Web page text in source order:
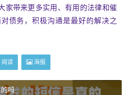
家带来更多实用、有用的法律和催
债务，积极沟通是最好的解决之
阅读 海报
吗